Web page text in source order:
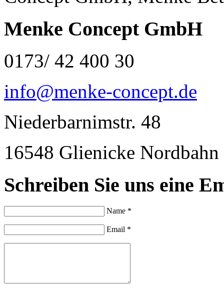
Menke Concept GmbH
0173/ 42 400 30
info@menke-concept.de
Niederbarnimstr. 48
16548 Glienicke Nordbahn
Schreiben Sie uns eine
Name *
Email *